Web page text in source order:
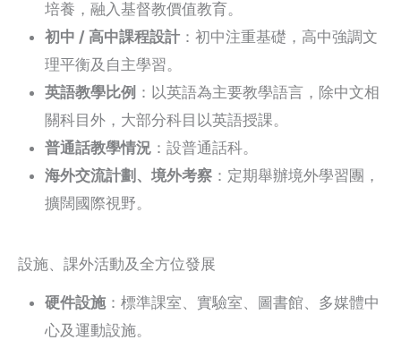
培養，融入基督教價值教育。
初中 / 高中課程設計 ：初中注重基礎，高中強調文
理平衡及自主學習。
英語教學比例 ：以英語為主要教學語言，除中文相
關科目外，大部分科目以英語授課。
普通話教學情況 ：設普通話科。
海外交流計劃、境外考察 ：定期舉辦境外學習團，
擴闊國際視野。
設施、課外活動及全方位發展
硬件設施：標準課室、實驗室、圖書館、多媒體中
心及運動設施。